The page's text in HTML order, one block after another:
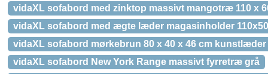
vidaXL sofabord med zinktop massivt mangotræ 110 x
vidaXL sofabord med ægte læder magasinholder
vidaXL sofabord mørkebrun 80 x 40 x 46 cm kunstlæder
vidaXL sofabord New York Range massivt fyrretræ grå